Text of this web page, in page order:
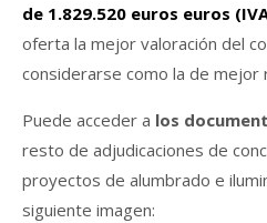
de 1.829.520 euros euros
oferta la mejor valoración del
considerarse como la de mejor
Puede acceder a los
resto de adjudicaciones de
proyectos de alumbrado e
siguiente imagen: